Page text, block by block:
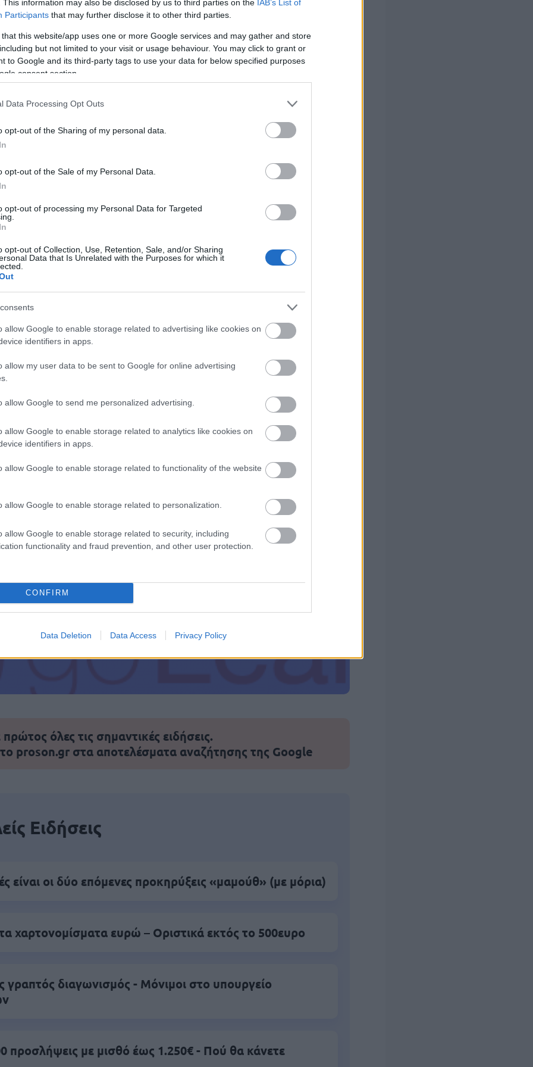
This information may also be disclosed by us to third parties on the IAB’s List of
Participants that may further disclose it to other third parties.
that this website/app uses one or more Google services and may gather and store
but not limited to your visit or usage behaviour. You may click to grant or
to Google and its third-party tags to use your data for below specified purposes
consent section.
Data Processing Opt Outs
opt-out of the Sharing of my personal data.
opt-out of the Sale of my Personal Data.
opt-out of processing my Personal Data for Targeted
opt-out of Collection, Use, Retention, Sale, and/or Sharing
Data that Is Unrelated with the Purposes for which it
allow Google to enable storage related to advertising like cookies on
identifiers in apps.
allow my user data to be sent to Google for online advertising
allow Google to send me personalized advertising.
allow Google to enable storage related to analytics like cookies on
identifiers in apps.
allow Google to enable storage related to functionality of the website
allow Google to enable storage related to personalization.
allow Google to enable storage related to security, including
functionality and fraud prevention, and other user protection.
CONFIRM
Data Deletion Data Access Privacy Policy
μπορεί να χρησιμοποιηθεί σε οποιαδήποτε επιχείρηση διαθέτει τον
τερματικό POS. Αυτό περιλαμβάνει:
δωμάτια
περιοχή της Ελλάδας
ελάχιστος αριθμός διανυκτερεύσεων, γεγονός που επιτρέπει
επιδότησης γίνεται αποκλειστικά ψηφιακά και μπορεί να
με τρεις τρόπους:
πληρωμής (NFC) με smartphone
συστημάτων κρατήσεων των καταλυμάτων
εισαγωγή των στοιχείων της κάρτας σε φυσικό POS.
στην ενίσχυση του εσωτερικού τουρισμού, δίνοντας τη
πολίτες να πραγματοποιήσουν διακοπές σε
Ελλάδας.
όλες τις σημαντικές ειδήσεις.
proson.gr στα αποτελέσματα αναζήτησης της Google
Ειδήσεις
είναι οι δύο επόμενες προκηρύξεις «μαμούθ» (με μόρια)
χαρτονομίσματα ευρώ – Οριστικά εκτός το 500ευρο
διαγωνισμός - Μόνιμοι στο υπουργείο
προσλήψεις με μισθό έως 1.250€ - Πού θα κάνετε